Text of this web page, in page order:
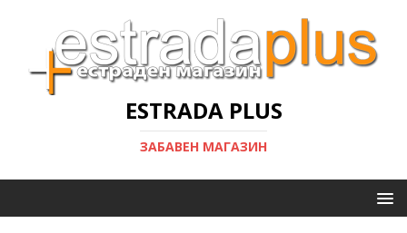
ESTRADA PLUS
ЗАБАВЕН МАГАЗИН